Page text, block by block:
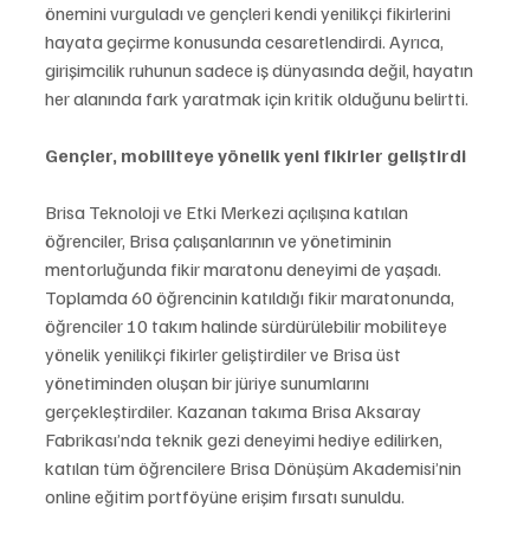
önemini vurguladı ve gençleri kendi yenilikçi fikirlerini
hayata geçirme konusunda cesaretlendirdi. Ayrıca,
girişimcilik ruhunun sadece iş dünyasında değil, hayatın
her alanında fark yaratmak için kritik olduğunu belirtti.
Gençler, mobiliteye yönelik yeni fikirler geliştirdi
Brisa Teknoloji ve Etki Merkezi açılışına katılan
öğrenciler, Brisa çalışanlarının ve yönetiminin
mentorluğunda fikir maratonu deneyimi de yaşadı.
Toplamda 60 öğrencinin katıldığı fikir maratonunda,
öğrenciler 10 takım halinde sürdürülebilir mobiliteye
yönelik yenilikçi fikirler geliştirdiler ve Brisa üst
yönetiminden oluşan bir jüriye sunumlarını
gerçekleştirdiler. Kazanan takıma Brisa Aksaray
Fabrikası’nda teknik gezi deneyimi hediye edilirken,
katılan tüm öğrencilere Brisa Dönüşüm Akademisi’nin
online eğitim portföyüne erişim fırsatı sunuldu.